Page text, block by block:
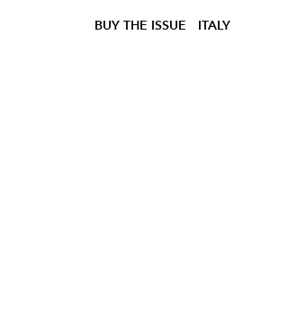
BUY THE ISSUE ITALY